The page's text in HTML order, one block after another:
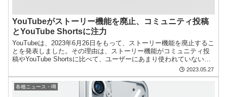
YouTubeがストーリー機能を廃止、コミュニティ投稿
とYouTube Shortsに注力
YouTubeは、2023年6月26日をもって、ストーリー機能を廃止するこ
とを発表しました。その理由は、ストーリー機能がコミュニティ投
稿やYouTube Shortsに比べて、ユーザーにあまり使われていないた
2023.05.27
各種ニュース・噂